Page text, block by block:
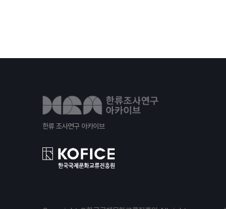
한류 조사연구 아카이브